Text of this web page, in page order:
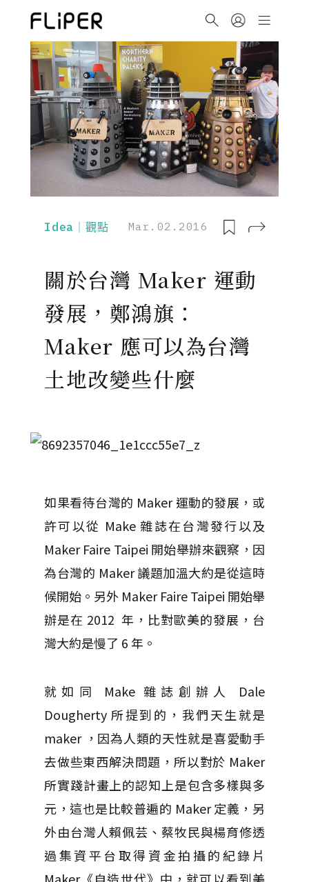
Idea｜觀點 Mar.02.2016
關於台灣 Maker 運動
發展，鄭鴻旗：
Maker 應可以為台灣
土地改變些什麼
如果看待台灣的 Maker 運動的發展，或
許可以從 Make 雜誌在台灣發行以及
Maker Faire Taipei 開始舉辦來觀察，因
為台灣的 Maker 議題加溫大約是從這時
候開始。另外 Maker Faire Taipei 開始舉
辦是在 2012 年，比對歐美的發展，台
灣大約是慢了 6 年。
就如同 Make 雜誌創辦人 Dale
Dougherty 所提到的，我們天生就是
maker ，因為人類的天性就是喜愛動手
去做些東西解決問題，所以對於 Maker
所實踐計畫上的認知上是包含多樣與多
元，這也是比較普遍的 Maker 定義，另
外由台灣人賴佩芸、蔡牧民與楊育修透
過集資平台取得資金拍攝的紀錄片